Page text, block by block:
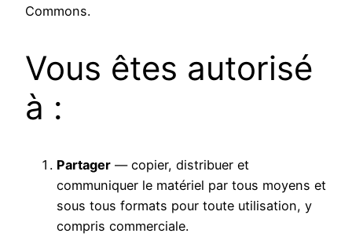
Commons.
Vous êtes autorisé
à :
Partager — copier, distribuer et
communiquer le matériel par tous moyens et
sous tous formats pour toute utilisation, y
compris commerciale.